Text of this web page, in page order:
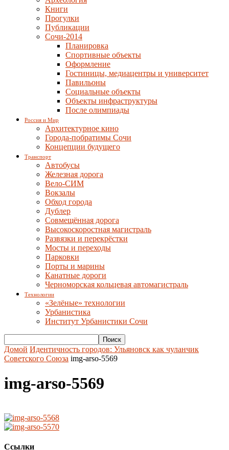
Книги
Прогулки
Публикации
Сочи-2014
Планировка
Спортивные объекты
Оформление
Гостиницы, медиацентры и университет
Павильоны
Социальные объекты
Объекты инфраструктуры
После олимпиады
Россия и Мир
Архитектурное кино
Города-побратимы Сочи
Концепции будущего
Транспорт
Автобусы
Железная дорога
Вело-СИМ
Вокзалы
Обход города
Дублер
Совмещённая дорога
Высокоскоростная магистраль
Развязки и перекрёстки
Мосты и переходы
Парковки
Порты и марины
Канатные дороги
Черноморская кольцевая автомагистраль
Технологии
«Зелёные» технологии
Урбанистика
Институт Урбанистики Сочи
Домой Идентичность городов: Ульяновск как чуланчик
Советского Союза img-arso-5569
img-arso-5569
Ссылки